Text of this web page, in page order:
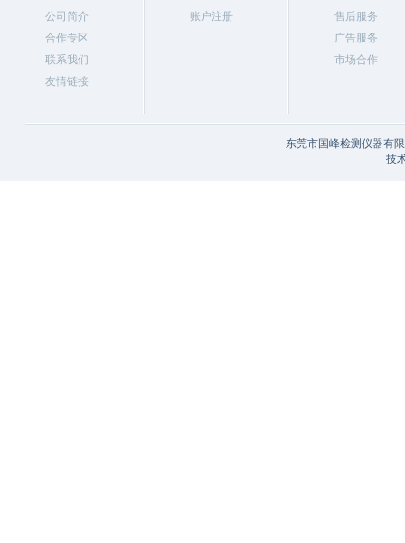
公司简介
合作专区
联系我们
友情链接
账户注册
售后服务
广告服务
市场合作
东莞市国峰检测仪器有
技